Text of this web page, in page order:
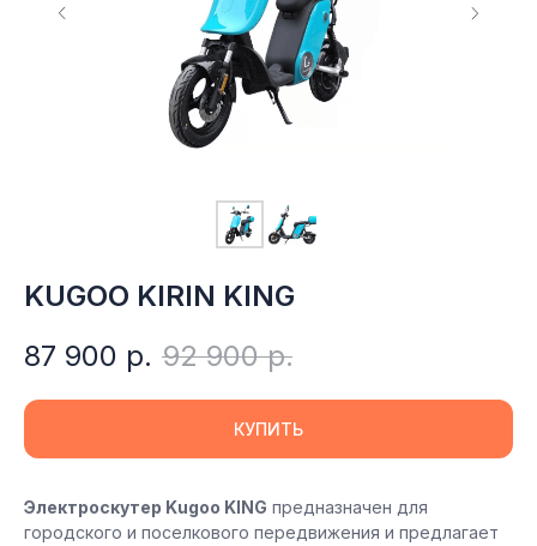
KUGOO KIRIN KING
87 900 р. 92 900 р.
КУПИТЬ
Электроскутер Kugoo KING предназначен для
городского и поселкового передвижения и предлагает